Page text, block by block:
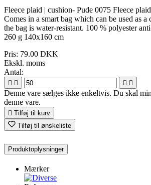
Fleece plaid | cushion- Pude 0075 Fleece
Comes in a smart bag which can be used as
the bag is water-resistant. 100 % polyester
260 g 140x160 cm
Pris: 79.00 DKK
Ekskl. moms
Antal:
   
Denne vare sælges ikke enkeltvis. Du skal
denne vare.
 Tilføj til kurv
Tilføj til ønskeliste
Produktoplysninger
Mærker